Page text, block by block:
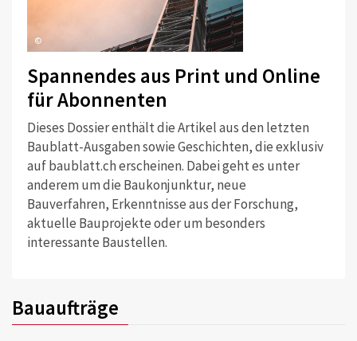
©
Spannendes aus Print und Online
für Abonnenten
Dieses Dossier enthält die Artikel aus den letzten
Baublatt-Ausgaben sowie Geschichten, die exklusiv
auf baublatt.ch erscheinen. Dabei geht es unter
anderem um die Baukonjunktur, neue
Bauverfahren, Erkenntnisse aus der Forschung,
aktuelle Bauprojekte oder um besonders
interessante Baustellen.
Bauaufträge